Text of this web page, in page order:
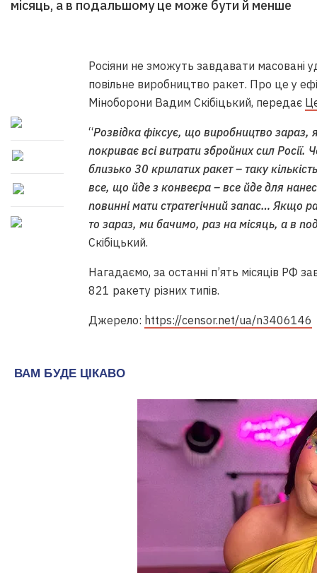
місяць, а в подальшому це може бути й менше
Росіяни не зможуть завдавати масовані
повільне виробництво ракет. Про це у
Міноборони Вадим Скібіцький, передає
“Розвідка фіксує, що виробництво зараз,
покриває всі витрати збройних сил
близько 30 крилатих ракет – таку
все, що йде з конвеєра – все йде для
повинні мати стратегічний запас… Якщо
то зараз, ми бачимо, раз на місяць, а в
Скібіцький.
Нагадаємо, за останні п’ять місяців РФ
821 ракету різних типів.
Джерело: https://censor.net/ua/n3406146